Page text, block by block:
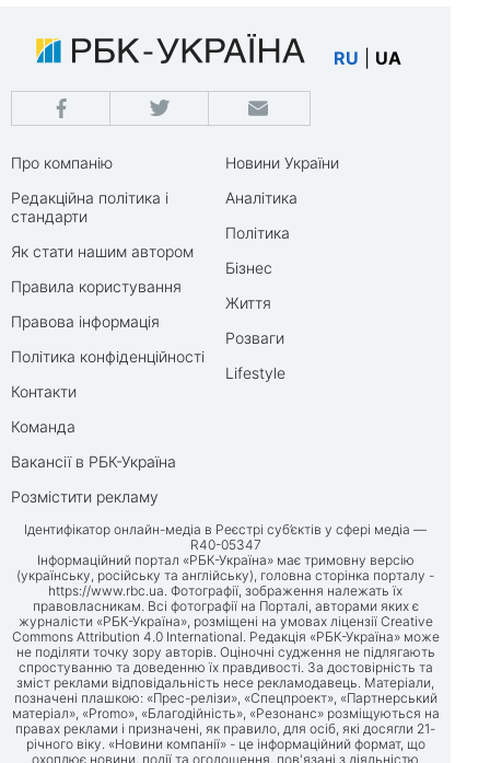
RU UA
Про компанію
Редакційна політика і
стандарти
Як стати нашим автором
Правила користування
Правова інформація
Політика конфіденційності
Контакти
Команда
Вакансії в РБК-Україна
Розмістити рекламу
Новини України
Аналітика
Політика
Бізнес
Життя
Розваги
Lifestyle
Ідентифікатор онлайн-медіа в Реєстрі суб’єктів у сфері медіа —
R40-05347
Інформаційний портал «РБК-Україна» має тримовну версію
(українську, російську та англійську), головна сторінка порталу -
https://www.rbc.ua. Фотографії, зображення належать їх
правовласникам. Всі фотографії на Порталі, авторами яких є
журналісти «РБК-Україна», розміщені на умовах ліцензії Creative
Commons Attribution 4.0 International. Редакція «РБК-Україна» може
не поділяти точку зору авторів. Оціночні судження не підлягають
спростуванню та доведенню їх правдивості. За достовірність та
зміст реклами відповідальність несе рекламодавець. Матеріали,
позначені плашкою: «Прес-релізи», «Спецпроект», «Партнерський
матеріал», «Promo», «Благодійність», «Резонанс» розміщуються на
правах реклами і призначені, як правило, для осіб, які досягли 21-
річного віку. «Новини компанії» - це інформаційний формат, що
охоплює новини, події та оголошення, пов'язані з діяльністю